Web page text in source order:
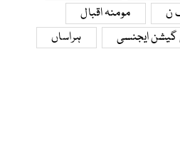
ن
مومنہ اقبال
گیشن ایجنسی
ہراساں